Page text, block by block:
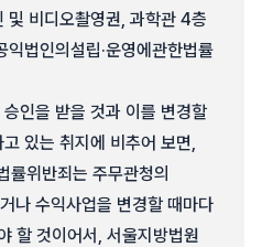
및 비디오촬영권, 과학관 4층
법인의설립·운영에관한법률
인을 받을 것과 이를 변경할
있는 취지에 비추어 보면,
률위반죄는 주무관청의
나 수익사업을 변경할 때마다
할 것이어서, 서울지방법원